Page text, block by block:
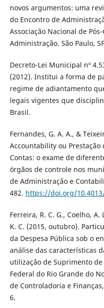
novos argumentos: uma
do Encontro de
Associação Nacional de
Administração. São Paulo,
Decreto-Lei Municipal nº
(2012). Institui a forma de
regime de adiantamento
legais vigentes que
Brasil.
Fernandes, G. A. A., &
Accountability ou Prestação
Contas: o exame de
órgãos de controle nos
de Administração e
482. https://doi.org/
Ferreira, R. C. G., Coelho,
K. C. (2015, outubro).
da Despesa Pública sob o
análise das características
utilização de Suprimento
Federal do Rio Grande do
de Controladoria e
6.